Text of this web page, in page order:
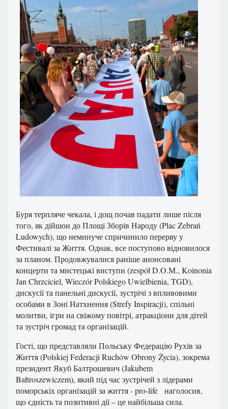
Буря терпляче чекала, і дощ почав падати лише після
того, як дійшои до Площі Зборів Народу (Plac Zebrań
Ludowych), що неминуче спричинило перерву у
Фестивалі за Життя. Однак, все поступово відновилося
за планом. Продовжувалися раніше анонсовані
концерти та мистецькі виступи (zespół D.O.M., Koinonia
Jan Chrzciciel, Wieczór Polskiego Uwielbienia, TGD),
дискусії та панельні дискусії, зустрічі з впливовими
особами в Зоні Натхнення (Strefy Inspiracji), спільні
молитви, ігри на свіжому повітрі, атракціони для дітей
та зустріч громад та організацій.
Гості, що представляли Польську Федерацію Рухів за
Життя (Polskiej Federacji Ruchów Obrony Życia), зокрема
президент Якуб Балтрошевич (Jakubem
Bałtroszewiczem), який під час зустрічей з лідерами
поморськіх організацій за життя - pro-life наголосив,
що єдність та позитивні дії – це найбільша сила.